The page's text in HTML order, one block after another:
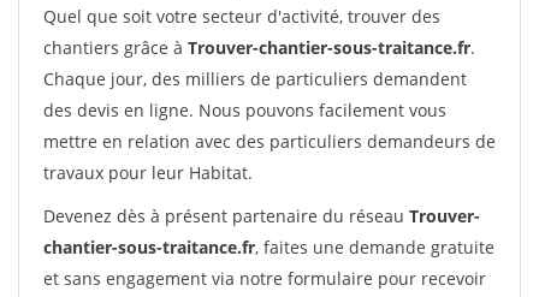
Quel que soit votre secteur d'activité, trouver des
chantiers grâce à Trouver-chantier-sous-traitance.fr.
Chaque jour, des milliers de particuliers demandent
des devis en ligne. Nous pouvons facilement vous
mettre en relation avec des particuliers demandeurs de
travaux pour leur Habitat.
Devenez dès à présent partenaire du réseau Trouver-
chantier-sous-traitance.fr, faites une demande gratuite
et sans engagement via notre formulaire pour recevoir